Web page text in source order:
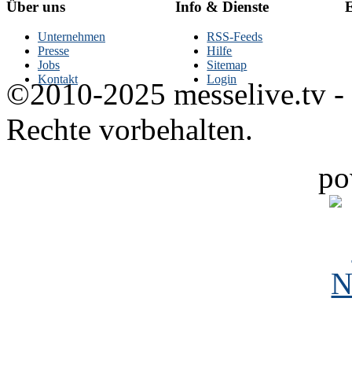
Über uns
Unternehmen
Presse
Jobs
Kontakt
Info & Dienste
RSS-Feeds
Hilfe
Sitemap
Login
©2010-2025 messelive.tv -
Rechte vorbehalten.